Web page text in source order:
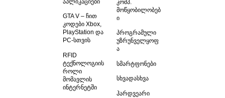
აპლიკაციები
GTA V – ჩით
კოდები Xbox,
PlayStation და
PC-სთვის
RFID
ტექნოლოგიის
როლი
მომავლის
ინტერნეტში
კომპ.
მოწყობილობებ
ი
პროგრამული
უზრუნველყოფ
ა
სმარტფონები
სხვადასხვა
ჰარდვეარი